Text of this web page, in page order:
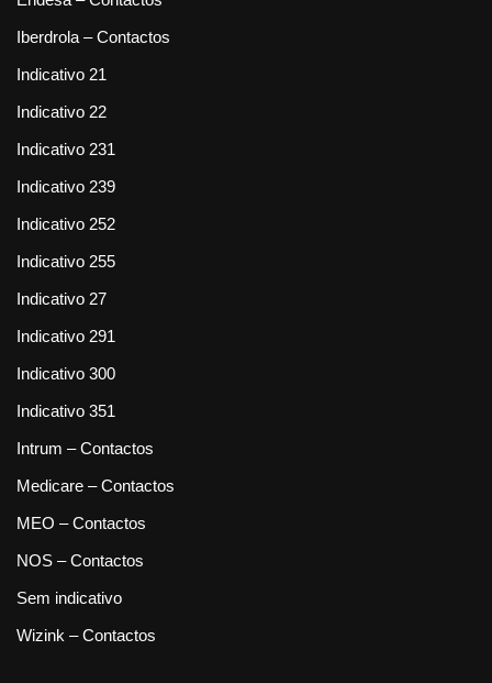
Iberdrola – Contactos
Indicativo 21
Indicativo 22
Indicativo 231
Indicativo 239
Indicativo 252
Indicativo 255
Indicativo 27
Indicativo 291
Indicativo 300
Indicativo 351
Intrum – Contactos
Medicare – Contactos
MEO – Contactos
NOS – Contactos
Sem indicativo
Wizink – Contactos